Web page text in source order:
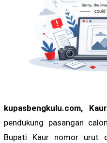
kupasbengkulu.com,
pendukung pasangan
Bupati Kaur nomor urut